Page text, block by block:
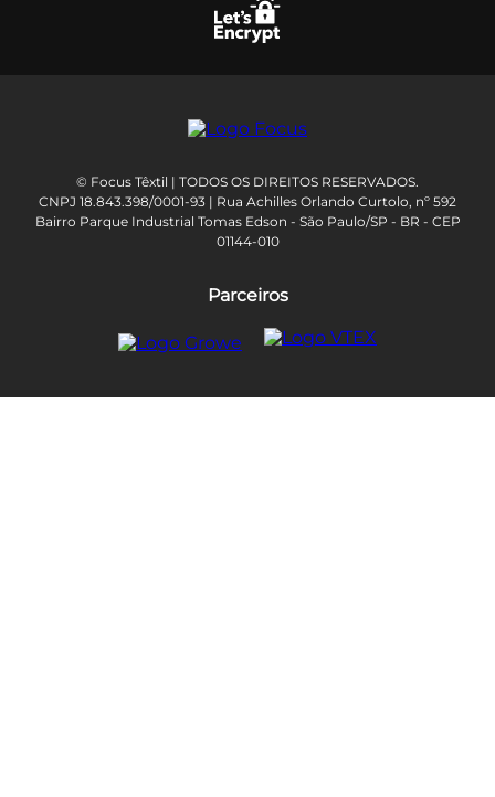
© Focus Têxtil | TODOS OS DIREITOS RESERVADOS.
CNPJ 18.843.398/0001-93 | Rua Achilles Orlando Curtolo, nº 592
Bairro Parque Industrial Tomas Edson - São Paulo/SP - BR - CEP
01144-010
Parceiros